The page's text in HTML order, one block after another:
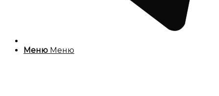
Меню Меню